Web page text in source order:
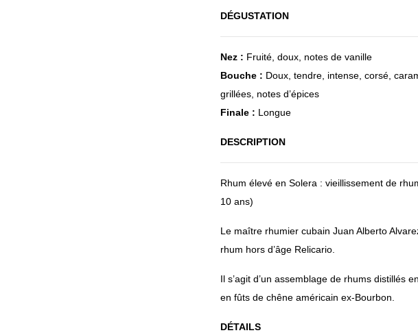
DÉGUSTATION
Nez : Fruité, doux, notes de vanille
Bouche : Doux, tendre, intense, corsé,
grillées, notes d’épices
Finale : Longue
DESCRIPTION
Rhum élevé en Solera : vieillissement de
10 ans)
Le maître rhumier cubain Juan Alberto
rhum hors d’âge Relicario.
Il s’agit d’un assemblage de rhums distillés
en fûts de chêne américain ex-Bourbon.
DÉTAILS